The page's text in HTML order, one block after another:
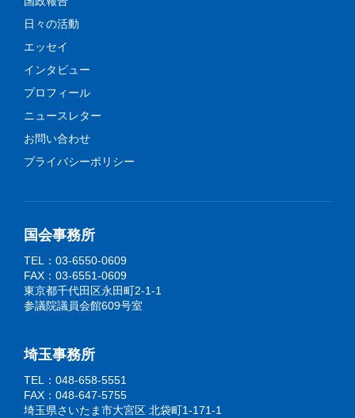
日々の活動
エッセイ
インタビュー
プロフィール
ニュースレター
お問い合わせ
プライバシーポリシー
国会事務所
TEL：03-6550-0609
FAX：03-6551-0609
東京都千代田区永田町2-1-1
参議院議員会館609号室
埼玉事務所
TEL：048-658-5551
FAX：048-647-5755
埼玉県さいたま市大宮区 北袋町1-171-1